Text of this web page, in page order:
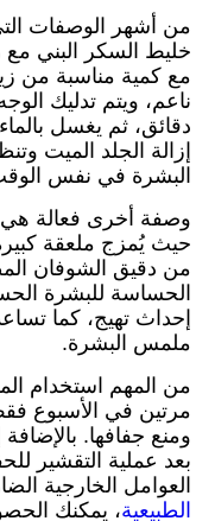
من أشهر الوصفات
خليط السكر البني مع
مع كمية مناسبة من
ناعم، ويتم تدليك
دقائق، ثم يغسل
إزالة الجلد الميت
البشرة في نفس
وصفة أخرى فعالة
حيث يُمزج ملعقة
من دقيق الشوفان
الحساسة للبشرة
إحداث تهيج، كما
ملمس البشرة.
من المهم استخدام
مرتين في الأسبوع
ومنع جفافها.
بعد عملية التقشير
العوامل الخارجية
الطبيعية، يمكنك